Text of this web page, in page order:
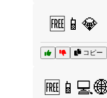
🆓📱💎
コピー
🆓📱💻🌐